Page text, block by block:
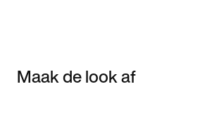
Maak de look af